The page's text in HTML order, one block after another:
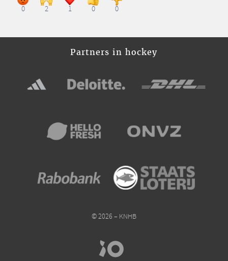
0 2 1 0 0
Partners in hockey
© 2026 – KNHB